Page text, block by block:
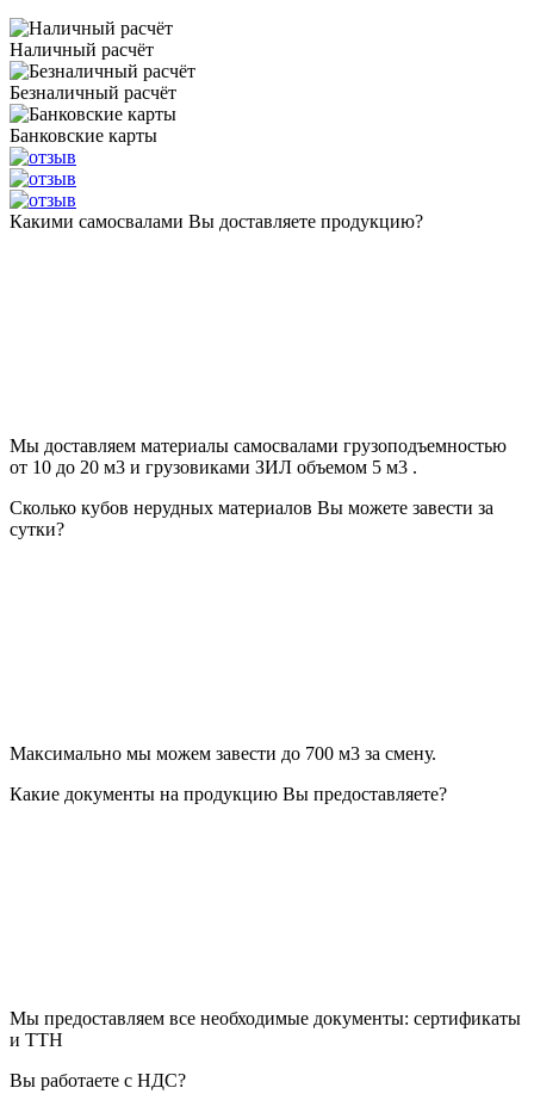
Наличный расчёт
Безналичный расчёт
Банковские карты
Какими самосвалами Вы доставляете продукцию?
Мы доставляем материалы самосвалами грузоподъемностью
от 10 до 20 м3 и грузовиками ЗИЛ объемом 5 м3 .
Сколько кубов нерудных материалов Вы можете завести за
сутки?
Максимально мы можем завести до 700 м3 за смену.
Какие документы на продукцию Вы предоставляете?
Мы предоставляем все необходимые документы: сертификаты
и ТТН
Вы работаете с НДС?